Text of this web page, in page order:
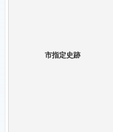
市指定史跡